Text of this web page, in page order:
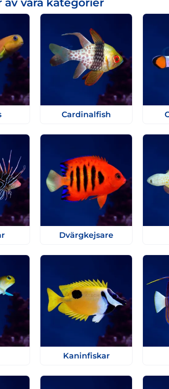
av våra kategorier
Cardinalfish
Dvärgkejsare
Kaninfiskar